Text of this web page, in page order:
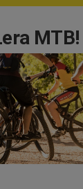
MTB!